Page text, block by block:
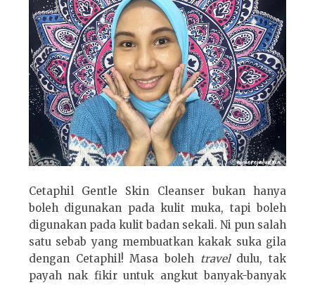
Cetaphil Gentle Skin Cleanser bukan hanya
boleh digunakan pada kulit muka, tapi boleh
digunakan pada kulit badan sekali. Ni pun salah
satu sebab yang membuatkan kakak suka gila
dengan Cetaphil! Masa boleh traveldulu, tak
payah nak fikir untuk angkut banyak-banyak